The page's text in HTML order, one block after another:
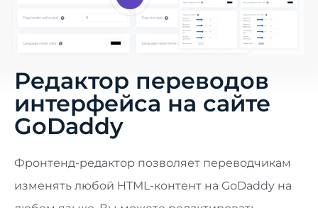
Редактор переводов
интерфейса на сайте
GoDaddy
Фронтенд-редактор позволяет переводчикам
изменять любой HTML-контент на GoDaddy на